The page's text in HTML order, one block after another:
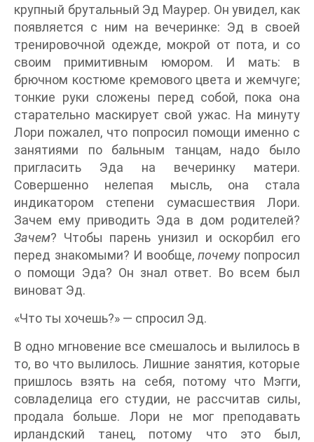
крупный брутальный Эд Маурер. Он увидел, как
появляется с ним на вечеринке: Эд в своей
тренировочной одежде, мокрой от пота, и со
своим примитивным юмором. И мать: в
брючном костюме кремового цвета и жемчуге;
тонкие руки сложены перед собой, пока она
старательно маскирует свой ужас. На минуту
Лори пожалел, что попросил помощи именно с
занятиями по бальным танцам, надо было
пригласить Эда на вечеринку матери.
Совершенно нелепая мысль, она стала
индикатором степени сумасшествия Лори.
Зачем ему приводить Эда в дом родителей?
Зачем? Чтобы парень унизил и оскорбил его
перед знакомыми? И вообще, почемупопросил
о помощи Эда? Он знал ответ. Во всем был
виноват Эд.
«Что ты хочешь?» — спросил Эд.
В одно мгновение все смешалось и вылилось в
то, во что вылилось. Лишние занятия, которые
пришлось взять на себя, потому что Мэгги,
совладелица его студии, не рассчитав силы,
продала больше. Лори не мог преподавать
ирландский танец, потому что это был,